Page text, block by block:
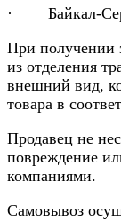
· Байкал-
При получении
из отделения
внешний вид,
товара в
Продавец не
повреждение
компаниями.
Самовывоз